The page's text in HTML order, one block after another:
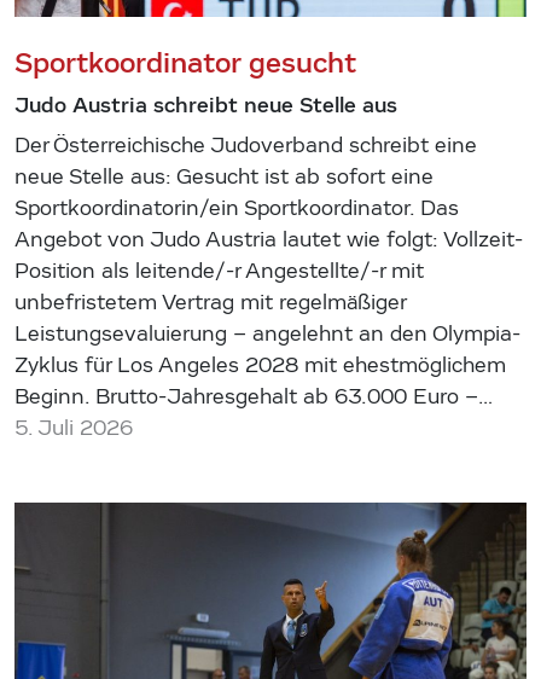
Sportkoordinator gesucht
Judo Austria schreibt neue Stelle aus
Der Österreichische Judoverband schreibt eine
neue Stelle aus: Gesucht ist ab sofort eine
Sportkoordinatorin/ein Sportkoordinator. Das
Angebot von Judo Austria lautet wie folgt: Vollzeit-
Position als leitende/-r Angestellte/-r mit
unbefristetem Vertrag mit regelmäßiger
Leistungsevaluierung – angelehnt an den Olympia-
Zyklus für Los Angeles 2028 mit ehestmöglichem
Beginn. Brutto-Jahresgehalt ab 63.000 Euro –…
5. Juli 2026